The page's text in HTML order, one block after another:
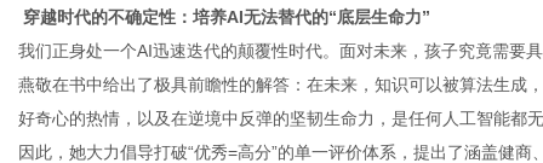
穿越时代的不确定性：培养AI无法替代的“底层生命力”
我们正身处一个AI迅速迭代的颠覆性时代。面对未来，孩子究竟需要
燕敬在书中给出了极具前瞻性的解答：在未来，知识可以被算法生成
好奇心的热情，以及在逆境中反弹的坚韧生命力，是任何人工智能都
因此，她大力倡导打破“优秀=高分”的单一评价体系，提出了涵盖健商